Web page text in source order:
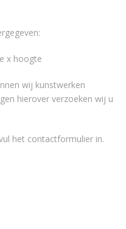
x hoogte
wij kunstwerken
hierover verzoeken wij u
het contactformulier in.